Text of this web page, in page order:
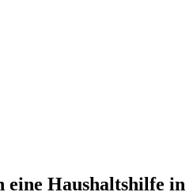
eine Haushaltshilfe in